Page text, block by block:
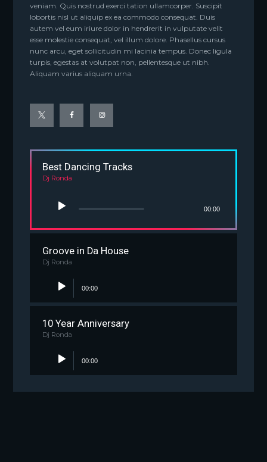
veniam. Quis nostrud exerci tation ullamcorper. Suscipit
lobortis nisl ut aliquip ex ea commodo consequat. Duis
autem vel eum iriure dolor in hendrerit in vulputate velit
esse molestie consequat, vel illum dolore. Phasellus cursus
nunc arcu, eget sollicitudin mi lacinia tempus. Donec ligula
turpis, egestas at volutpat non, pellentesque ut nibh.
Aliquam varius aliquam urna.
Best Dancing Tracks
Dj Ronda
00:00
Groove in Da House
Dj Ronda
00:00
10 Year Anniversary
Dj Ronda
00:00